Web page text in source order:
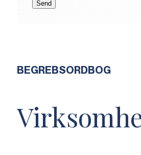
BEGREBSORDBOG